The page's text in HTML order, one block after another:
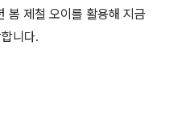
봄 제철 오이를 활용해 지금
니다.